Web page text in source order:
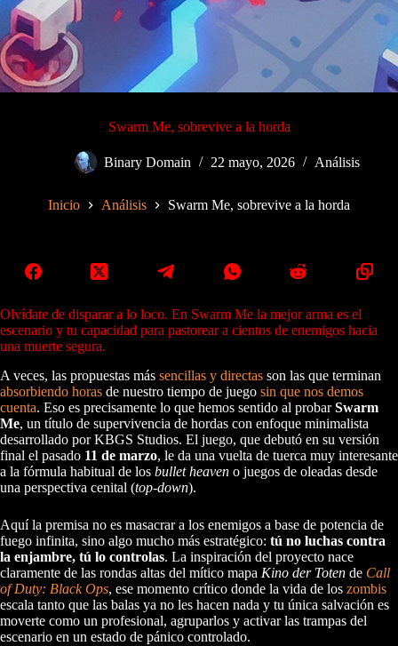
Swarm Me, sobrevive a la horda
Binary Domain 22 mayo, 2026 Análisis
Inicio Análisis Swarm Me, sobrevive a la horda
Olvídate de disparar a lo loco. En Swarm Me la mejor arma es el
escenario y tu capacidad para pastorear a cientos de enemigos hacia
una muerte segura.
A veces, las propuestas más sencillas y directas son las que terminan
absorbiendo horas de nuestro tiempo de juego sin que nos demos
cuenta. Eso es precisamente lo que hemos sentido al probarSwarm
Me, un título de supervivencia de hordas con enfoque minimalista
desarrollado por KBGS Studios. El juego, que debutó en su versión
final el pasado 11 de marzo, le da una vuelta de tuerca muy interesante
a la fórmula habitual de los bullet heaven o juegos de oleadas desde
una perspectiva cenital (top-down).
Aquí la premisa no es masacrar a los enemigos a base de potencia de
fuego infinita, sino algo mucho más estratégico: tú no luchas contra
la enjambre, tú lo controlas. La inspiración del proyecto nace
claramente de las rondas altas del mítico mapa Kino der Toten de Call
of Duty: Black Ops, ese momento crítico donde la vida de los zombis
escala tanto que las balas ya no les hacen nada y tu única salvación es
moverte como un profesional, agruparlos y activar las trampas del
escenario en un estado de pánico controlado.